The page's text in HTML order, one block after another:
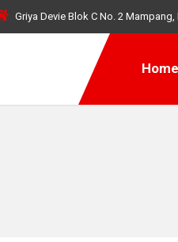
Griya Devie Blok C No. 2
Home